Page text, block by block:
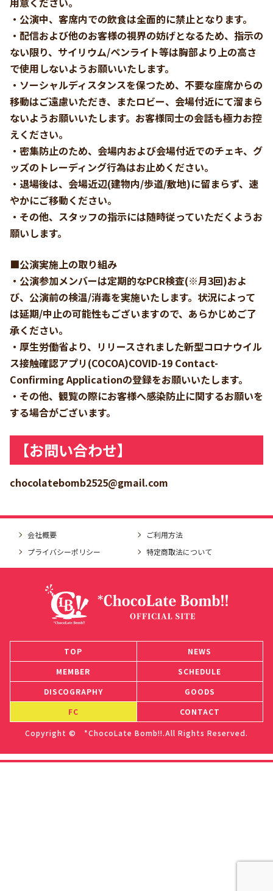
・公演中、客席内での飲食は全面的に禁止となります。
・配信および他のお客様の視界の妨げとなるため、指示の
ない限り、サイリウム/ペンライト等は胸部より上の高さ
で使用しないようお願いいたします。
・ソーシャルディスタンスを保つため、不要な座席からの
移動はご遠慮いただき、またロビー、会場付近にて溜まら
ないようお願いいたします。お客様同士の会話も極力お控
えください。
・密集防止のため、会場内および会場付近でのチェキ、グ
ッズのトレーディング行為はお止めください。
・退場後は、会場近辺(建物内/歩道/敷地)に留まらず、速
やかにご移動ください。
・その他、スタッフの指示には随時従っていただくようお
願いします。
■公演実施上の取り組み
・公演参加メンバーは定期的なPCR検査(※月3回)およ
び、公演前の検温/消毒を実施いたします。状況によって
は延期/中止の可能性もございますので、あらかじめご了
承ください。
・厚生労働省より、リリースされました新型コロナウイル
ス接触確認アプリ(COCOA)COVID-19 Contact-
Confirming Applicationの登録をお願いいたします。
・その他、観覧の際にお客様へ感染防止に関するお願いを
する場合がございます。
【お問い合わせ】
chocolatebomb2525@gmail.com
会社概要
ご利用方法
プライバシーポリシー
特定商取法について
TOP
NEWS
MEMBER
SCHEDULE
DISCOGRAPHY
GOODS
FC
CONTACT
Copyright © *ChocoLate Bomb!!.All Rights Reserved.